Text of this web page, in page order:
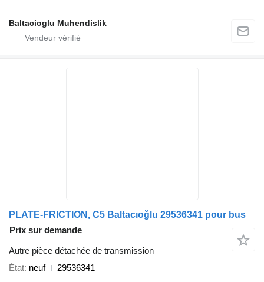
Baltacioglu Muhendislik
PLATE-FRICTION, C5 Baltacıoğlu 29536341 pour bus
Prix sur demande
Autre pièce détachée de transmission
État neuf
29536341